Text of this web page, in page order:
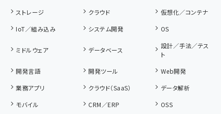
ストレージ
クラウド
仮想化／コンテナ
IoT／組み込み
システム開発 OS
ミドルウェア データベース
設計／手法／テス
ト
開発言語
開発ツール
Web開発
業務アプリ
クラウド（SaaS）
データ解析
モバイル
CRM／ERP
OSS